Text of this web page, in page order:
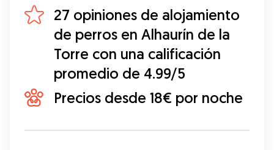
27 opiniones de alojamiento
de perros en Alhaurín de la
Torre con una calificación
promedio de 4.99/5
Precios desde 18€ por noche